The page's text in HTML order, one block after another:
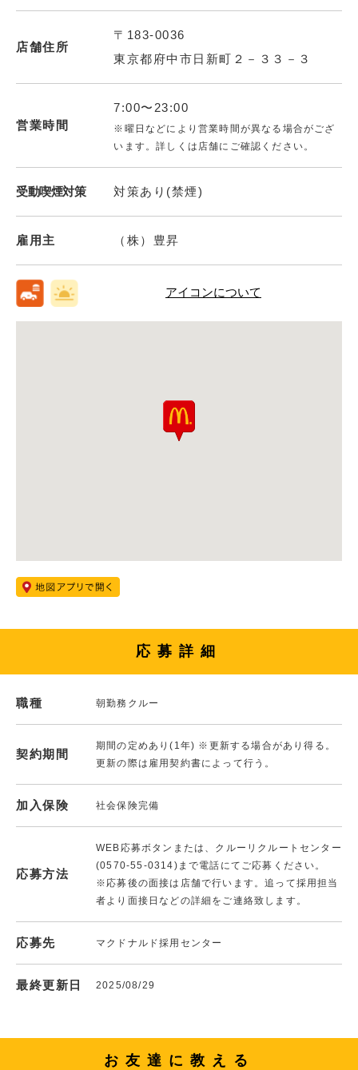
店舗住所
〒183-0036
東京都府中市日新町２－３３－３
営業時間
7:00〜23:00
※曜日などにより営業時間が異なる場合がござ
います。詳しくは店舗にご確認ください。
受動喫煙対策 対策あり(禁煙)
雇用主 （株）豊昇
アイコンについて
応募詳細
職種 朝勤務クルー
契約期間
期間の定めあり(1年) ※更新する場合があり得る。
更新の際は雇用契約書によって行う。
加入保険 社会保険完備
応募方法
WEB応募ボタンまたは、クルーリクルートセンター
(0570-55-0314)まで電話にてご応募ください。
※応募後の面接は店舗で行います。追って採用担当
者より面接日などの詳細をご連絡致します。
応募先 マクドナルド採用センター
最終更新日 2025/08/29
お友達に教える